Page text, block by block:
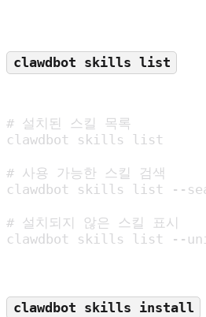
clawdbot skills list
# 설치된 스킬 목록
clawdbot skills list
# 사용 가능한 스킬 검색
clawdbot skills list --
# 설치되지 않은 스킬 표시
clawdbot skills list --
clawdbot skills install